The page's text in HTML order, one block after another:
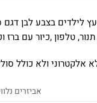
לילדים בצבע לבן דגם
טלפון ,כיור עם ברז
אלקטרוני ולא כולל
אביזרים